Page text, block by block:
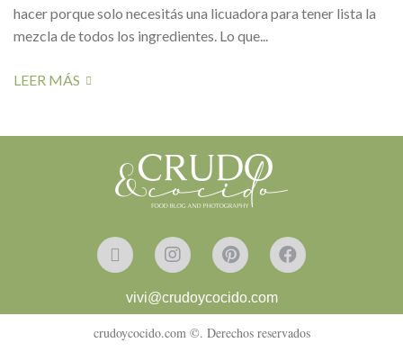
hacer porque solo necesitás una licuadora para tener lista la
mezcla de todos los ingredientes. Lo que...
LEER MÁS
vivi@crudoycocido.com
crudoycocido.com ©. Derechos reservados